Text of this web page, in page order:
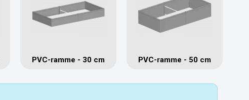
PVC-ramme - 30 cm PVC-ramme - 50 cm